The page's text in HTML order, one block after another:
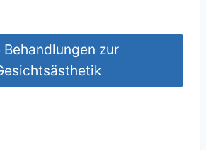
Behandlungen zur